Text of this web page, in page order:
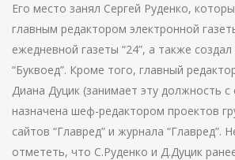
Его место занял Сергей Руденко,
главным редактором электронной
ежедневной газеты “24”, а также
“Буквоед”. Кроме того, главный
Диана Дуцик (занимает эту должность с
назначена шеф-редактором проектов
сайтов “Главред” и журнала “Главред”.
отмететь, что С.Руденко и Д.Дуцик